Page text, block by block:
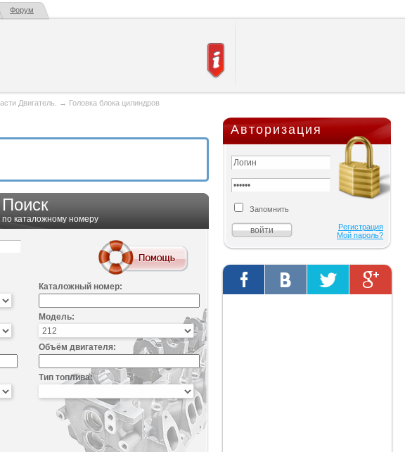
Форум
Двигатель. → Головка блока цилиндров
Поиск
по каталожному номеру
Каталожный номер:
Модель:
Объём двигателя:
Тип топлива:
Авторизация
Запомнить
Регистрация
Мой пароль?